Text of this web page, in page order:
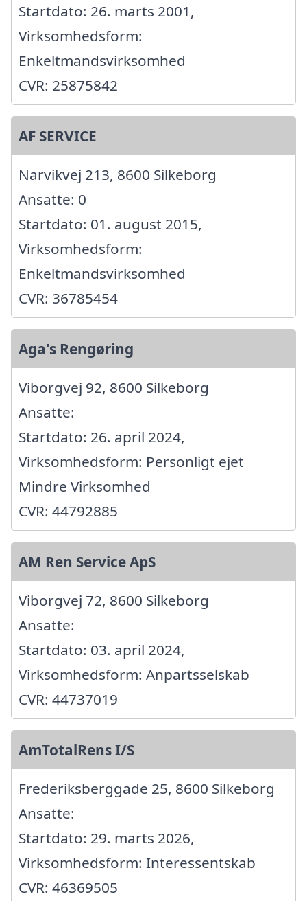
Startdato: 26. marts 2001,
Virksomhedsform:
Enkeltmandsvirksomhed
CVR: 25875842
AF SERVICE
Narvikvej 213, 8600 Silkeborg
Ansatte: 0
Startdato: 01. august 2015,
Virksomhedsform:
Enkeltmandsvirksomhed
CVR: 36785454
Aga's Rengøring
Viborgvej 92, 8600 Silkeborg
Ansatte:
Startdato: 26. april 2024,
Virksomhedsform: Personligt ejet
Mindre Virksomhed
CVR: 44792885
AM Ren Service ApS
Viborgvej 72, 8600 Silkeborg
Ansatte:
Startdato: 03. april 2024,
Virksomhedsform: Anpartsselskab
CVR: 44737019
AmTotalRens I/S
Frederiksberggade 25, 8600 Silkeborg
Ansatte:
Startdato: 29. marts 2026,
Virksomhedsform: Interessentskab
CVR: 46369505